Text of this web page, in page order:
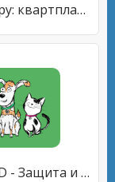
Вместе.ру: квартплата онлайн, квитанции ЖКХ
Animal ID - Защита и Уход